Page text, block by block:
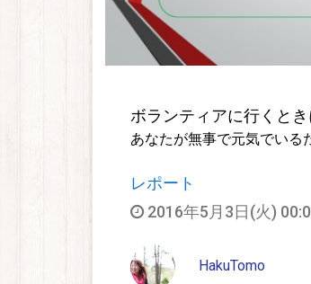
ボランティアに行くと
あなたが無事で元気でいる
レポート
2016年5月3日(火)
HakuTomo